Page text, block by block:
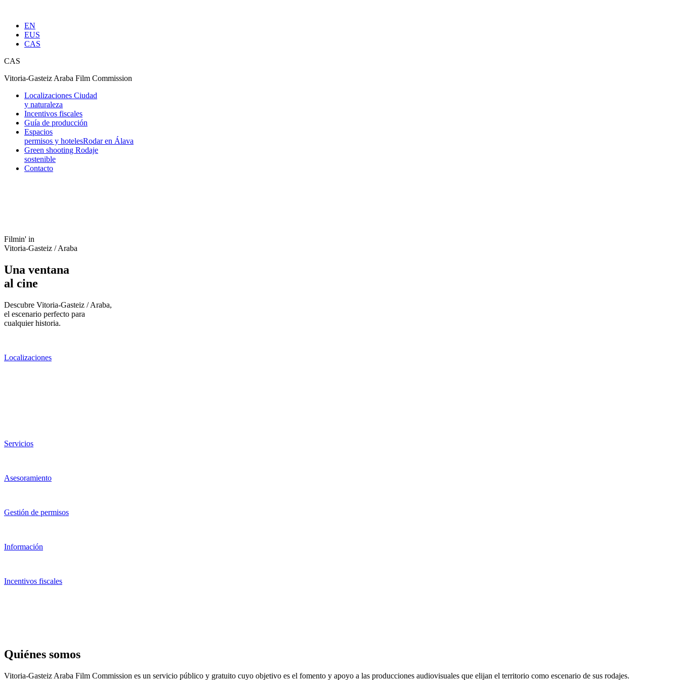
EN
EUS
CAS
CAS
Vitoria-Gasteiz Araba Film Commission
Localizaciones Ciudad
y naturaleza
Incentivos fiscales
Guía de producción
Espacios
permisos y hotelesRodar en Álava
Green shooting Rodaje
sostenible
Contacto
Filmin' in
Vitoria-Gasteiz / Araba
Una ventana
al cine
Descubre Vitoria-Gasteiz / Araba,
el escenario perfecto para
cualquier historia.
Localizaciones
Servicios
Asesoramiento
Gestión de permisos
Información
Incentivos fiscales
Quiénes somos
Vitoria-Gasteiz Araba Film Commission es un servicio público y gratuito cuyo objetivo es el fomento y apoyo a las producciones audiovisuales que elijan el territorio como escenario de sus rodajes.